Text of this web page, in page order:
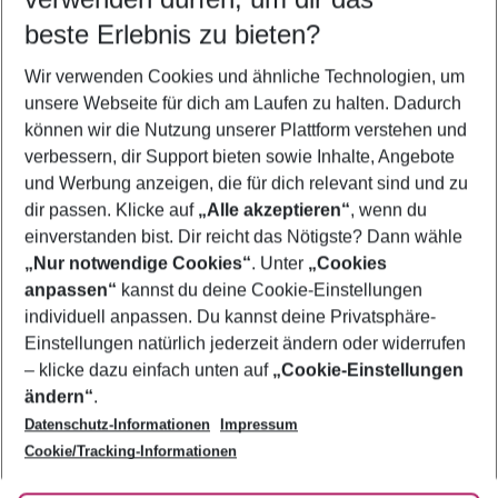
5-8 Nächte
2 Erwachsene Keine Kinder
Mehr Filter anzeigen
Footer
Footer navigation
Über uns
AGB
Bestpreisgarantie
Cookie-Einstellungen ändern
Cookie-Richtlinie
Agenturbetreuung
Barrierefreies Reisen
Folge uns
beste Erlebnis zu bieten?
Wir verwenden Cookies und ähnliche Technologien, um
unsere Webseite für dich am Laufen zu halten. Dadurch
können wir die Nutzung unserer Plattform verstehen und
verbessern, dir Support bieten sowie Inhalte, Angebote
und Werbung anzeigen, die für dich relevant sind und zu
dir passen. Klicke auf „Alle akzeptieren“, wenn du
einverstanden bist. Dir reicht das Nötigste? Dann wähle
„Nur notwendige Cookies“. Unter „Cookies
anpassen“ kannst du deine Cookie-Einstellungen
individuell anpassen. Du kannst deine Privatsphäre-
Einstellungen natürlich jederzeit ändern oder widerrufen
– klicke dazu einfach unten auf „Cookie-Einstellungen
ändern“.
Datenschutz-Informationen
Impressum
Cookie/Tracking-Informationen